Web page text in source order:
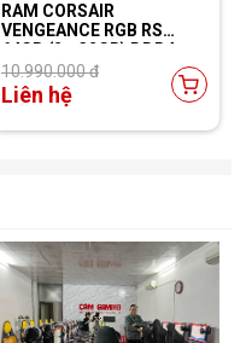
RAM CORSAIR
VENGEANCE RGB RS
64GB (2 x 32GB) DDR4
3600MHz
10.990.000 đ
Liên hệ